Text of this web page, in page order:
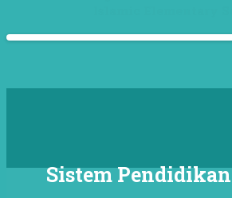
Sistem Pendidikan